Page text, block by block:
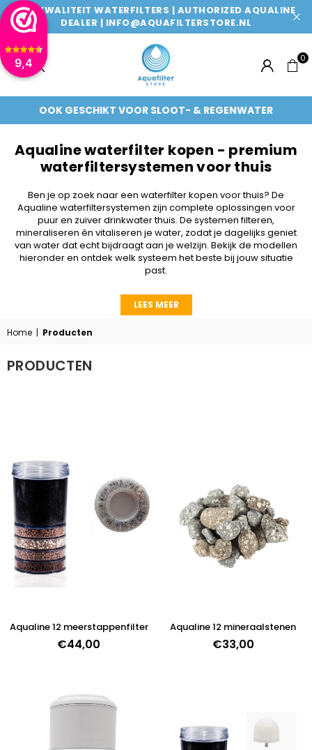
9,4
TOPKWALITEIT WATERFILTERS | AUTHORIZED AQUALINE
DEALER | INFO@AQUAFILTERSTORE.NL
AQUAFILTERSTORE
0
OOK GESCHIKT VOOR SLOOT- & REGENWATER
Aqualine waterfilter kopen - premium
waterfiltersystemen voor thuis
Ben je op zoek naar een waterfilter kopen voor thuis? De
Aqualine waterfiltersystemen zijn complete oplossingen voor
puur en zuiver drinkwater thuis. De systemen filteren,
mineraliseren én vitaliseren je water, zodat je dagelijks geniet
van water dat echt bijdraagt aan je welzijn. Bekijk de modellen
hieronder en ontdek welk systeem het beste bij jouw situatie
past.
LEES MEER
Home | Producten
PRODUCTEN
Aqualine 12 meerstappenfilter
€44,00
Aqualine 12 mineraalstenen
Normale
€33,00